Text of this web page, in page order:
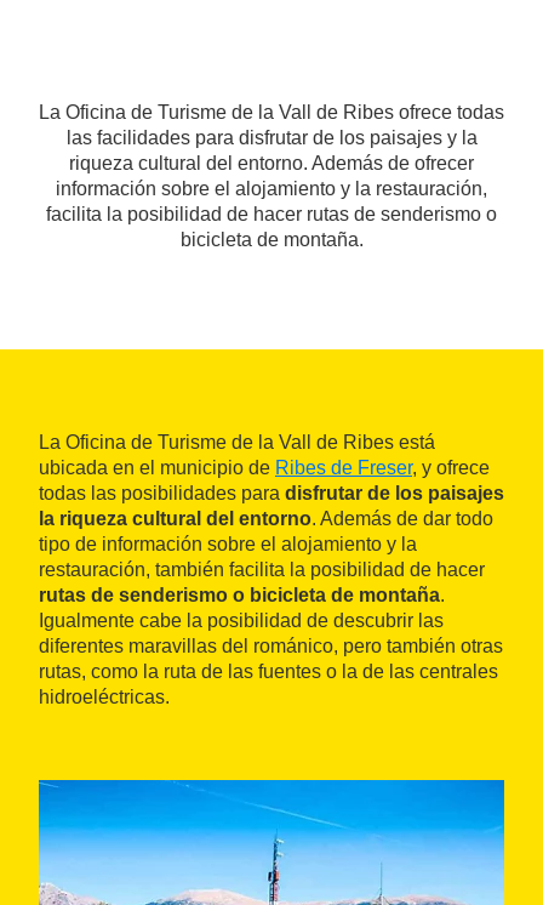
La Oficina de Turisme de la Vall de Ribes ofrece todas
las facilidades para disfrutar de los paisajes y la
riqueza cultural del entorno. Además de ofrecer
información sobre el alojamiento y la restauración,
facilita la posibilidad de hacer rutas de senderismo o
bicicleta de montaña.
La Oficina de Turisme de la Vall de Ribes está
ubicada en el municipio de Ribes de Freser, y ofrece
todas las posibilidades para disfrutar de los paisajes
la riqueza cultural del entorno. Además de dar todo
tipo de información sobre el alojamiento y la
restauración, también facilita la posibilidad de hacer
rutas de senderismo o bicicleta de montaña.
Igualmente cabe la posibilidad de descubrir las
diferentes maravillas del románico, pero también otras
rutas, como la ruta de las fuentes o la de las centrales
hidroeléctricas.